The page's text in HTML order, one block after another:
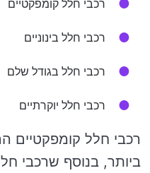
רכבי חלל קומפקטיים
רכבי חלל בינוניים
רכבי חלל בגודל שלם
רכבי חלל יוקרתיים
רכבי חלל קומפקטיים
ביותר, בנוסף שרכבי